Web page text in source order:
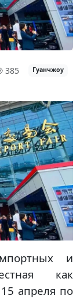
385
Гуанчжоу
и
как
апреля по